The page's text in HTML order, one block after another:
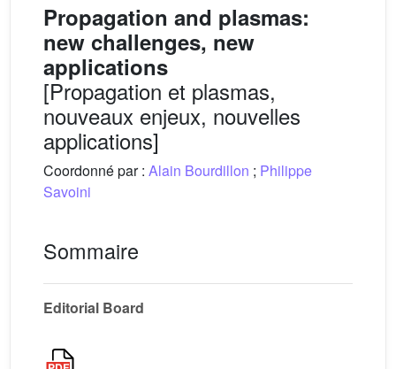
Propagation and plasmas:
new challenges, new
applications
[Propagation et plasmas,
nouveaux enjeux, nouvelles
applications]
Coordonné par : Alain Bourdillon ; Philippe
Savoini
Sommaire
Editorial Board